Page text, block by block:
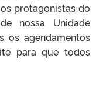
protagonistas do
nossa Unidade
os agendamentos
para que todos